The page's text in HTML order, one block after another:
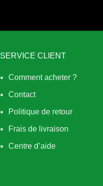
SERVICE CLIENT
Comment acheter ?
Contact
Politique de retour
Frais de livraison
Centre d’aide